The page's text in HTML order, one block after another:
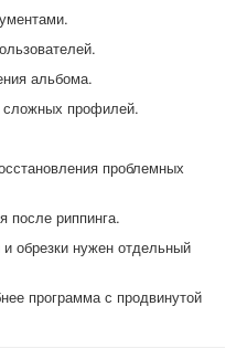
альбома.
сложных профилей.
проблемных
после риппинга.
обрезки нужен отдельный
программа с продвинутой